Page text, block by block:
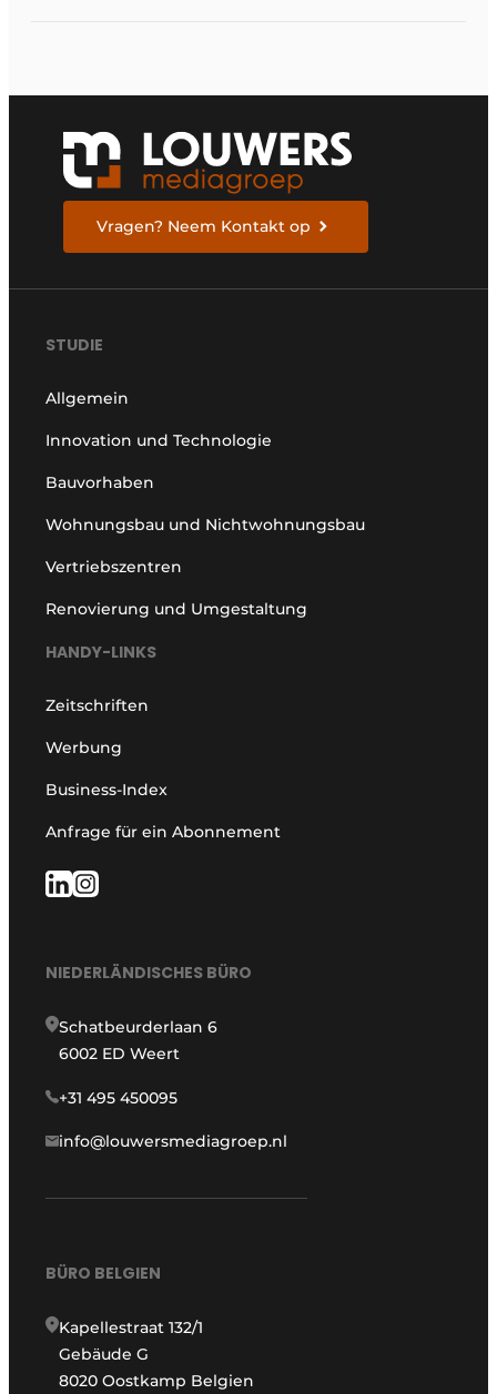
Vragen? Neem Kontakt op
STUDIE
Allgemein
Innovation und Technologie
Bauvorhaben
Wohnungsbau und Nichtwohnungsbau
Vertriebszentren
Renovierung und Umgestaltung
HANDY-LINKS
Zeitschriften
Werbung
Business-Index
Anfrage für ein Abonnement
NIEDERLÄNDISCHES BÜRO
Schatbeurderlaan 6
6002 ED Weert
+31 495 450095
info@louwersmediagroep.nl
BÜRO BELGIEN
Kapellestraat 132/1
Gebäude G
8020 Oostkamp Belgien